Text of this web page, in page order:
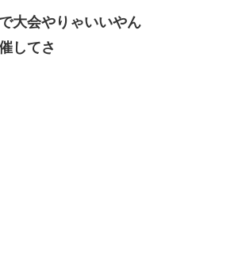
大会やりゃいいやん
してさ